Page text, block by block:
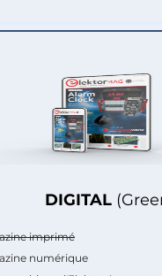
DIGITAL
imprimé
numérique